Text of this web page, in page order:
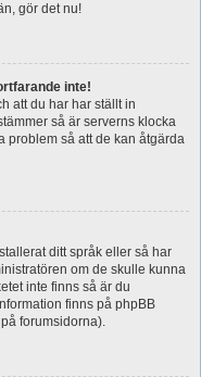
gör det nu!
inte!
att du har har ställt in
så är serverns klocka
problem så att de kan åtgärda
ditt språk eller så har
om de skulle kunna
inte finns så är du
finns på phpBB
forumsidorna).